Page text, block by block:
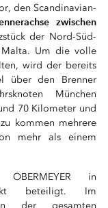
den Scandinavian-
zwischen
der Nord-Süd-
Malta. Um die volle
wird der bereits
über den Brenner
München
70 Kilometer und
kommen mehrere
mehr als einem
in
beteiligt. Im
der gesamten